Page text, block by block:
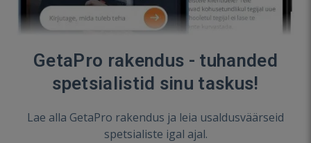
GetaPro rakendus - tuhanded
spetsialistid sinu taskus!
Lae alla GetaPro rakendus ja leia usaldusväärseid
spetsialiste igal ajal.